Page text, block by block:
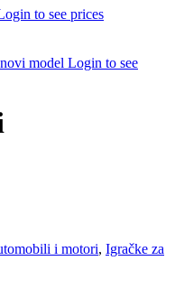
to see prices
model Login to see
i motori, Igračke za